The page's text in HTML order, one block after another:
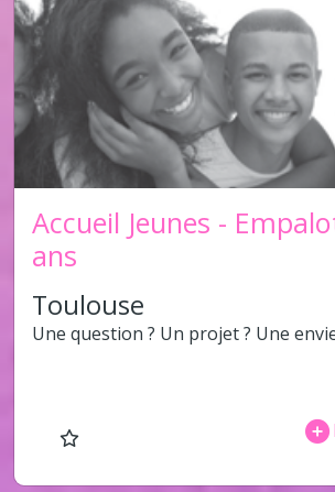
Accueil Jeunes -
ans
Toulouse
Une question ? Un projet ? Une